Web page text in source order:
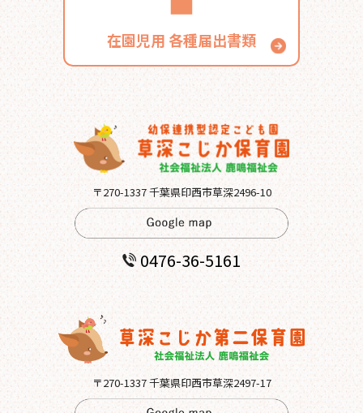
在園児用 各種届出書類
〒270-1337 千葉県印西市草深2496-10
0476-36-5161
〒270-1337 千葉県印西市草深2497-17